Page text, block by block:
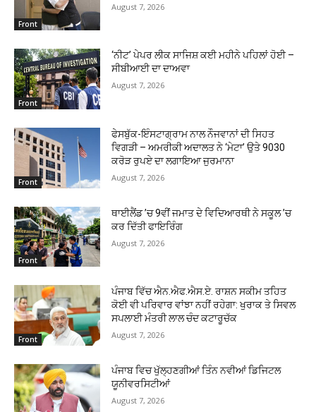
Front
August 7, 2026
Front
‘ਨੀਟ’ ਪੇਪਰ ਲੀਕ ਸਾਜਿਸ਼ ਕਈ ਮਹੀਨੇ ਪਹਿਲਾਂ ਹੋਈ –
ਸੀਬੀਆਈ ਦਾ ਦਾਅਵਾ
August 7, 2026
Front
ਫੇਸਬੁੱਕ-ਇੰਸਟਾਗ੍ਰਾਮ ਨਾਲ ਨੌਜਵਾਨਾਂ ਦੀ ਸਿਹਤ
ਵਿਗੜੀ – ਅਮਰੀਕੀ ਅਦਾਲਤ ਨੇ ‘ਮੇਟਾ’ ਉਤੇ 9030
ਕਰੋੜ ਰੁਪਏ ਦਾ ਲਗਾਇਆ ਜੁਰਮਾਨਾ
August 7, 2026
Front
ਥਾਈਲੈਂਡ ’ਚ 9ਵੀਂ ਜਮਾਤ ਦੇ ਵਿਦਿਆਰਥੀ ਨੇ ਸਕੂਲ ’ਚ
ਕਰ ਦਿੱਤੀ ਫਾਇਰਿੰਗ
August 7, 2026
Front
ਪੰਜਾਬ ਵਿੱਚ ਐਨ.ਐਫ.ਐਸ.ਏ. ਰਾਸ਼ਨ ਸਕੀਮ ਤਹਿਤ
ਕੋਈ ਵੀ ਪਰਿਵਾਰ ਵਾਂਝਾ ਨਹੀਂ ਰਹੇਗਾ: ਖੁਰਾਕ ਤੇ ਸਿਵਲ
ਸਪਲਾਈ ਮੰਤਰੀ ਲਾਲ ਚੰਦ ਕਟਾਰੂਚੱਕ
August 7, 2026
ਪੰਜਾਬ ਵਿਚ ਖੁੱਲ੍ਹਣਗੀਆਂ ਤਿੰਨ ਨਵੀਆਂ ਡਿਜਿਟਲ
ਯੂਨੀਵਰਸਿਟੀਆਂ
August 7, 2026